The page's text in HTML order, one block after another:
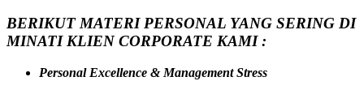
BERIKUT MATERI PERSONAL YANG SERING DI
MINATI KLIEN CORPORATE KAMI :
Personal Excellence & Management Stress